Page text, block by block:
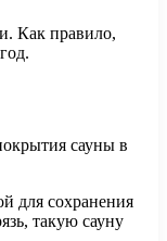
Как правило,
сауны в
для сохранения
такую ​​сауну